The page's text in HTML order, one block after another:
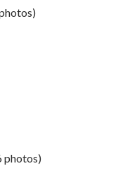
photos)